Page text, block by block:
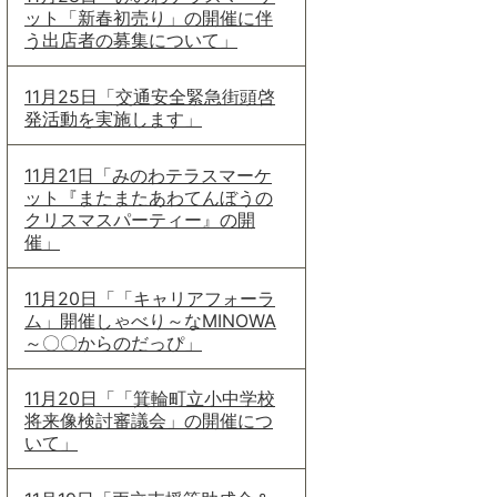
ット「新春初売り」の開催に伴
う出店者の募集について」
11月25日「交通安全緊急街頭啓
発活動を実施します」
11月21日「みのわテラスマーケ
ット『またまたあわてんぼうの
クリスマスパーティー』の開
催」
11月20日「「キャリアフォーラ
ム」開催しゃべり～なMINOWA
～〇〇からのだっぴ」
11月20日「「箕輪町立小中学校
将来像検討審議会」の開催につ
いて」